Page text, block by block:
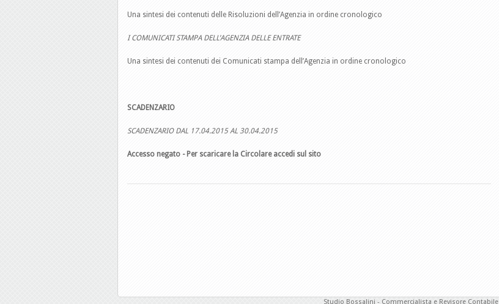
Una sintesi dei contenuti delle Risoluzioni dell’Agenzia in ordine cronologico
I COMUNICATI STAMPA DELL’AGENZIA DELLE ENTRATE
Una sintesi dei contenuti dei Comunicati stampa dell’Agenzia in ordine cronologico
SCADENZARIO
SCADENZARIO DAL 17.04.2015 AL 30.04.2015
Accesso negato - Per scaricare la Circolare accedi sul sito
Studio Bossalini - Commercialista e Revisore Contabile